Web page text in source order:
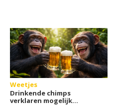
Weetjes
Drinkende chimps
verklaren mogelijk